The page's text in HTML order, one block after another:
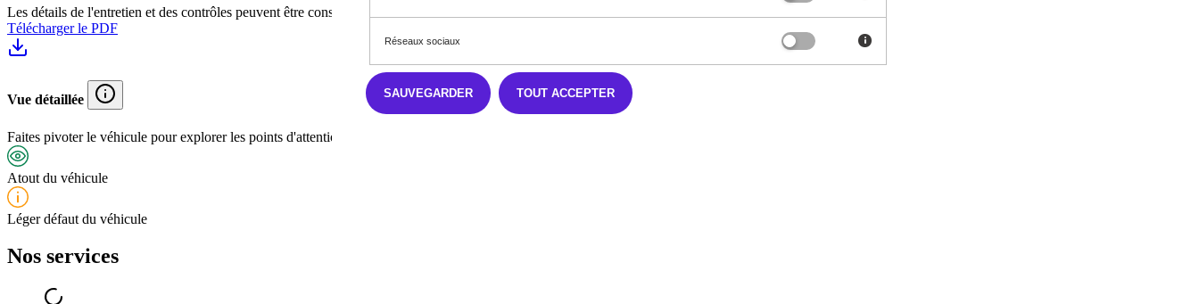
Les détails de l'entretien et des contrôles peuvent être consultés dans notre rapport de reconditionnement.
Télécharger le PDF
Vue détaillée
Faites pivoter le véhicule pour explorer les points d'attention. Cliquez sur l'icone pour avoir une vue détaillée.
Atout du véhicule
Léger défaut du véhicule
Nos services
Réseaux sociaux
TOUT ACCEPTER
SAUVEGARDER